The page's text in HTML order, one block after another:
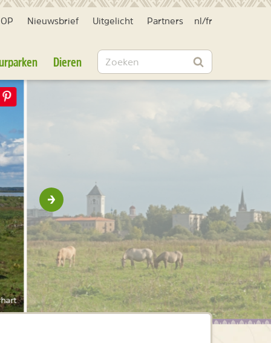
Nieuwsbrief Uitgelicht Partners nl /fr
Dieren Zoeken
Zoeken
Volgende